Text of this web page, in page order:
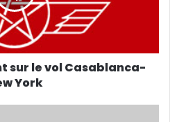
sur le vol Casablanca-
York